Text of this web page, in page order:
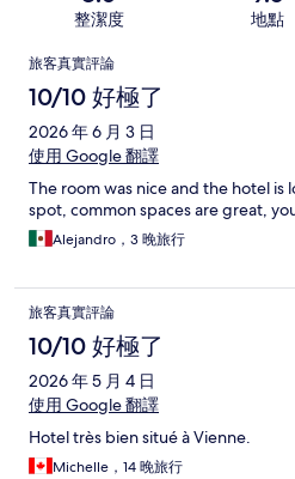
整潔度 地點
評
論
旅客真實評論
10/10 好極了
2026 年 6 月 3 日
使用 Google 翻譯
The room was nice and the hotel is
spot, common spaces are great,
Alejandro，3 晚旅行
旅客真實評論
10/10 好極了
2026 年 5 月 4 日
使用 Google 翻譯
Hotel très bien situé à Vienne.
Michelle，14 晚旅行